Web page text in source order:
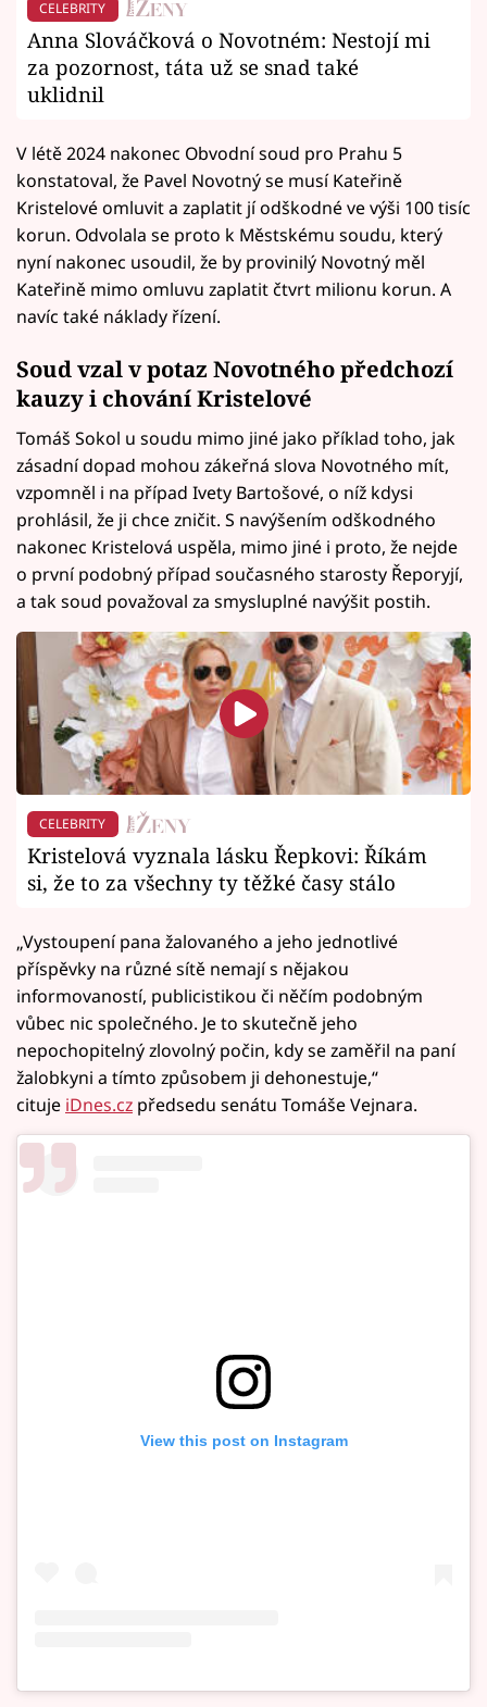
CELEBRITY
Anna Slováčková o Novotném: Nestojí mi
za pozornost, táta už se snad také
uklidnil
V létě 2024 nakonec Obvodní soud pro Prahu 5
konstatoval, že Pavel Novotný se musí Kateřině
Kristelové omluvit a zaplatit jí odškodné ve výši 100 tisíc
korun. Odvolala se proto k Městskému soudu, který
nyní nakonec usoudil, že by provinilý Novotný měl
Kateřině mimo omluvu zaplatit čtvrt milionu korun. A
navíc také náklady řízení.
Soud vzal v potaz Novotného předchozí
kauzy i chování Kristelové
Tomáš Sokol u soudu mimo jiné jako příklad toho, jak
zásadní dopad mohou zákeřná slova Novotného mít,
vzpomněl i na případ Ivety Bartošové, o níž kdysi
prohlásil, že ji chce zničit. S navýšením odškodného
nakonec Kristelová uspěla, mimo jiné i proto, že nejde
o první podobný případ současného starosty Řeporyjí,
a tak soud považoval za smysluplné navýšit postih.
CELEBRITY
Kristelová vyznala lásku Řepkovi: Říkám
si, že to za všechny ty těžké časy stálo
„Vystoupení pana žalovaného a jeho jednotlivé
příspěvky na různé sítě nemají s nějakou
informovaností, publicistikou či něčím podobným
vůbec nic společného. Je to skutečně jeho
nepochopitelný zlovolný počin, kdy se zaměřil na paní
žalobkyni a tímto způsobem ji dehonestuje,“
cituje iDnes.cz předsedu senátu Tomáše Vejnara.
View this post on Instagram